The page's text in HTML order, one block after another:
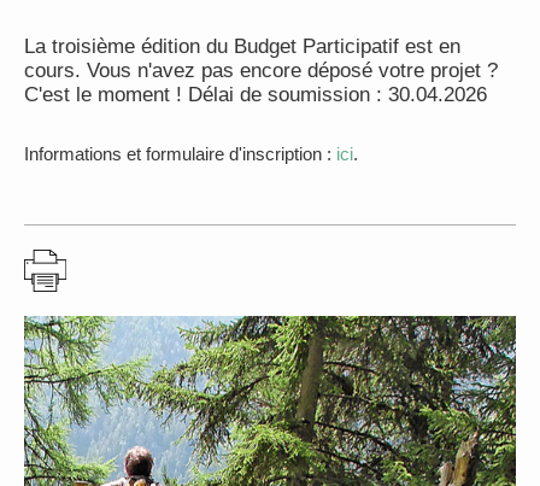
La troisième édition du Budget Participatif est en
cours. Vous n'avez pas encore déposé votre projet ?
C'est le moment ! Délai de soumission : 30.04.2026
Informations et formulaire d'inscription : ici.